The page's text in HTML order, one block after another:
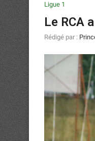
Ligue 1
Le RCA
Rédigé par :